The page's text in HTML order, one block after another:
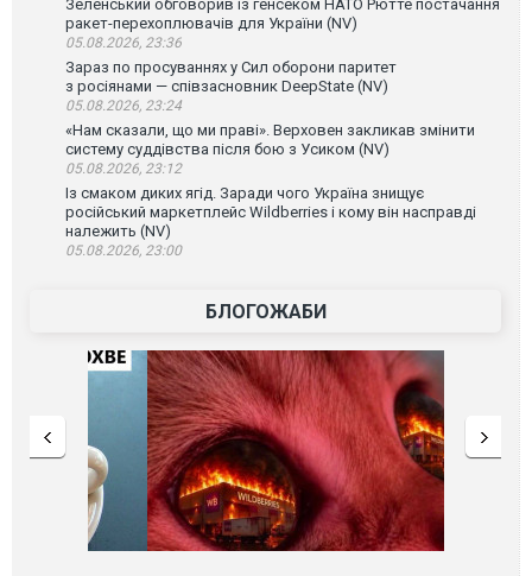
Зеленський обговорив із генсеком НАТО Рютте постачання
ракет-перехоплювачів для України (NV)
05.08.2026, 23:36
Зараз по просуваннях у Сил оборони паритет
з росіянами — співзасновник DeepState (NV)
05.08.2026, 23:24
«Нам сказали, що ми праві». Верховен закликав змінити
систему суддівства після бою з Усиком (NV)
05.08.2026, 23:12
Із смаком диких ягід. Заради чого Україна знищує
російський маркетплейс Wildberries і кому він насправді
належить (NV)
05.08.2026, 23:00
БЛОГОЖАБИ